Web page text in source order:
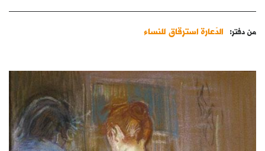
من دفتر: الدّعارة استرقاق للنساء